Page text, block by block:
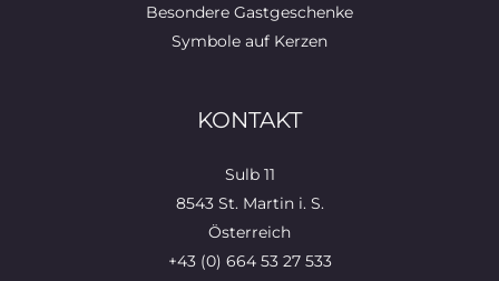
Besondere Gastgeschenke
Symbole auf Kerzen
KONTAKT
Sulb 11
8543 St. Martin i. S.
Österreich
+43 (0) 664 53 27 533